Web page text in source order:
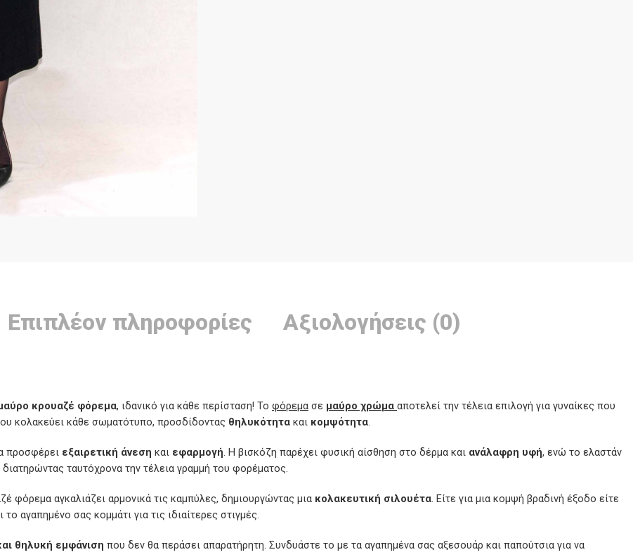
Επιπλέον πληροφορίες Αξιολογήσεις (0)
κρουαζέ φόρεμα, ιδανικό για κάθε περίσταση! Το φόρεμα σε μαύρο χρώμα αποτελεί την τέλεια επιλογή για γυναίκες που
κολακεύει κάθε σωματότυπο, προσδίδοντας θηλυκότητα και κομψότητα.
προσφέρει εξαιρετική άνεση και εφαρμογή. Η βισκόζη παρέχει φυσική αίσθηση στο δέρμα και ανάλαφρη υφή, ενώ το ελαστάν
διατηρώντας ταυτόχρονα την τέλεια γραμμή του φορέματος.
φόρεμα αγκαλιάζει αρμονικά τις καμπύλες, δημιουργώντας μια κολακευτική σιλουέτα. Είτε για μια κομψή βραδινή έξοδο είτε
αγαπημένο σας κομμάτι για τις ιδιαίτερες στιγμές.
θηλυκή εμφάνιση που δεν θα περάσει απαρατήρητη. Συνδυάστε το με τα αγαπημένα σας αξεσουάρ και παπούτσια για να